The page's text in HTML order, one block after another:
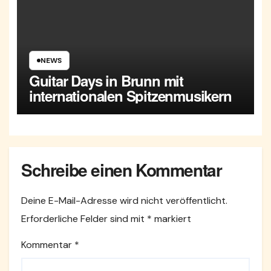
NEWS
Guitar Days in Brunn mit
internationalen Spitzenmusikern
Schreibe einen Kommentar
Deine E-Mail-Adresse wird nicht veröffentlicht.
Erforderliche Felder sind mit * markiert
Kommentar *